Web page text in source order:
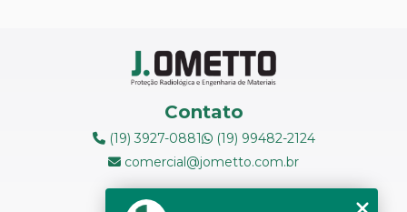
MANUTENÇÃO DE MEDIDORES DE RADIAÇÃO
MEDIÇÃO DE FERRITA
RADIOGRAFIA INDUSTRIAL
Contato
(19) 3927-0881
(19) 99482-2124
comercial@jometto.com.br
Endereço